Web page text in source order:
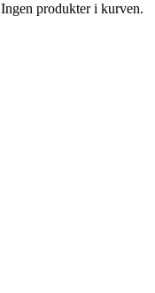
Ingen produkter i kurven.